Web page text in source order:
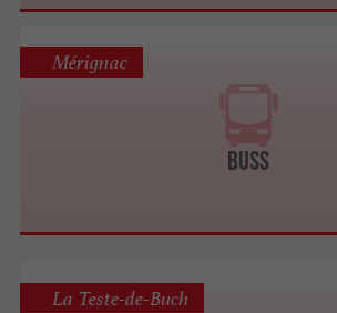
BUSS
Mérignac
La Teste-de-Buch